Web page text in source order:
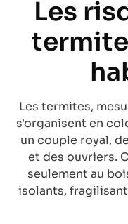
Les
Les termites,
s'organisent en
un couple royal,
et des ouvriers.
seulement au
isolants,